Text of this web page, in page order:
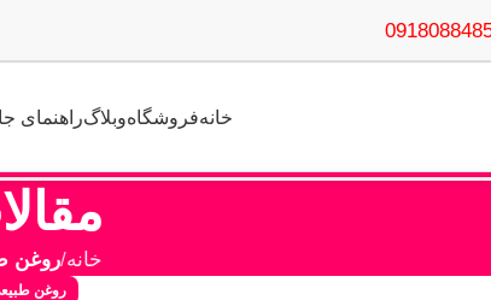
خانهفروشگاهوبلاگراهنمای
خانه روغن
روغن